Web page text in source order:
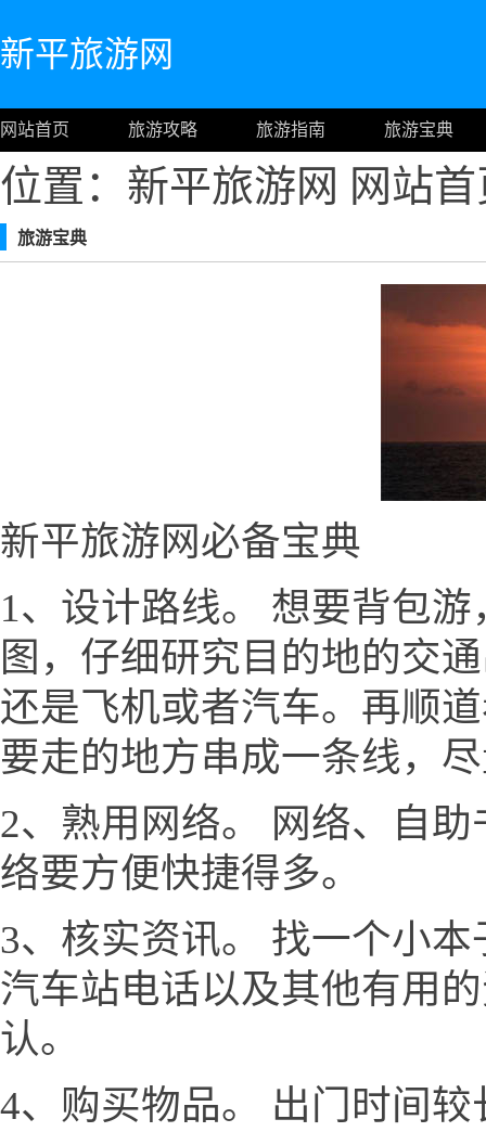
新平旅游网
网站首页 旅游攻略 旅游指南 旅游宝典
位置：新平旅游网 网站
旅游宝典
新平旅游网必备宝典
1、设计路线。 想要背包
图，仔细研究目的地的交
还是飞机或者汽车。再顺
要走的地方串成一条线，
2、熟用网络。 网络、自
络要方便快捷得多。
3、核实资讯。 找一个小
汽车站电话以及其他有用
认。
4、购买物品。 出门时间